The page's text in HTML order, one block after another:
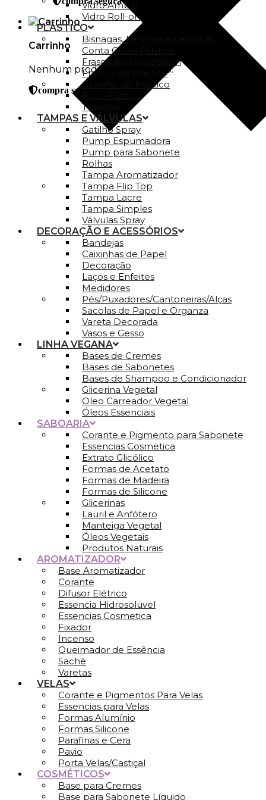
Carrinho
Nenhum produto no carrinho.
compra segura
Vidro Ambar
Vidro Roll-on
PLÁSTICO
Bisnagas, Latinhas e caixinhas
Conta Gotas Plástico
Frasco Roll-on/Batom
Frascos de Plástico
Garrafas de Plástico
Tubetes
TAMPAS E VÁLVULAS
Gatilho Spray
Pump Espumadora
Pump para Sabonete
Rolhas
Tampa Aromatizador
Tampa Flip Top
Tampa Lacre
Tampa Simples
Válvulas Spray
DECORAÇÃO E ACESSÓRIOS
Bandejas
Caixinhas de Papel
Decoração
Laços e Enfeites
Medidores
Pés/Puxadores/Cantoneiras/Alças
Sacolas de Papel e Organza
Vareta Decorada
Vasos e Gesso
LINHA VEGANA
Bases de Cremes
Bases de Sabonetes
Bases de Shampoo e Condicionador
Glicerina Vegetal
Oleo Carreador Vegetal
Óleos Essenciais
SABOARIA
Corante e Pigmento para Sabonete
Essencias Cosmetica
Extrato Glicólico
Formas de Acetato
Formas de Madeira
Formas de Silicone
Glicerinas
Lauril e Anfótero
Manteiga Vegetal
Óleos Vegetais
Produtos Naturais
AROMATIZADOR
Base Aromatizador
Corante
Difusor Elétrico
Essencia Hidrosoluvel
Essencias Cosmetica
Fixador
Incenso
Queimador de Essência
Sachê
Varetas
VELAS
Corante e Pigmentos Para Velas
Essencias para Velas
Formas Alumínio
Formas Silicone
Parafinas e Cera
Pavio
Porta Velas/Castiçal
COSMÉTICOS
Base para Cremes
Base para Sabonete Líquido